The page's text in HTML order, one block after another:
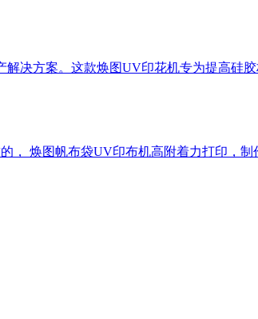
决方案。这款焕图UV印花机专为提高硅
， 焕图帆布袋UV印布机高附着力打印，制